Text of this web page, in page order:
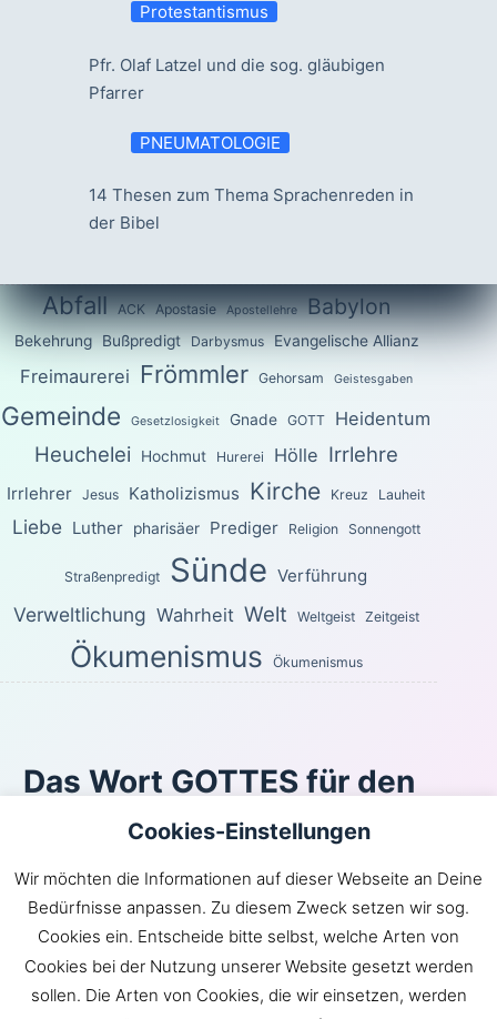
Protestantismus
Pfr. Olaf Latzel und die sog. gläubigen
Pfarrer
PNEUMATOLOGIE
14 Thesen zum Thema Sprachenreden in
der Bibel
Abfall ACK Apostasie Apostellehre Babylon
Bekehrung Bußpredigt Darbysmus Evangelische Allianz
Freimaurerei Frömmler Gehorsam Geistesgaben
Gemeinde Gesetzlosigkeit Gnade GOTT Heidentum
Heuchelei Hochmut Hurerei Hölle Irrlehre
Irrlehrer Jesus Katholizismus Kirche Kreuz Lauheit
Liebe Luther pharisäer Prediger Religion Sonnengott
Straßenpredigt Sünde Verführung
Verweltlichung Wahrheit Welt Weltgeist Zeitgeist
Ökumenismus Ökumenismus
Das Wort GOTTES für den
heutigen Tag
Für die Freiheit hat Christus uns frei gemacht. Steht
nun fest und lasst euch nicht wieder durch ein Joch der
Inhaltsverzeichnis
Newsroom | KLARtext |
Bibelübersetzungen|Impressum
Cookies-Einstellungen
Wir möchten die Informationen auf dieser Webseite an Deine
Bedürfnisse anpassen. Zu diesem Zweck setzen wir sog.
Cookies ein. Entscheide bitte selbst, welche Arten von
Cookies bei der Nutzung unserer Website gesetzt werden
sollen. Die Arten von Cookies, die wir einsetzen, werden